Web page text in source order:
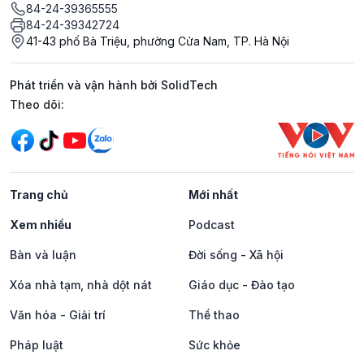
84-24-39365555
84-24-39342724
41-43 phố Bà Triệu, phường Cửa Nam, TP. Hà Nội
Phát triển và vận hành bởi SolidTech
Mạng xã hội
Theo dõi:
Trang chủ Mới nhất
Xem nhiều Podcast
Bàn và luận Đời sống - Xã hội
Xóa nhà tạm, nhà dột nát Giáo dục - Đào tạo
Văn hóa - Giải trí Thể thao
Pháp luật Sức khỏe